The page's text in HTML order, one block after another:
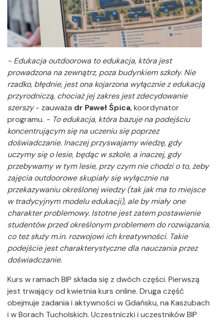
- Edukacja outdoorowa to edukacja, która jest
prowadzona na zewnątrz, poza budynkiem szkoły. Nie
rzadko, błędnie, jest ona kojarzona wyłącznie z edukacją
przyrodniczą, chociaż jej zakres jest zdecydowanie
szerszy- zauważa dr Paweł Śpica, koordynator
programu. - To edukacja, która bazuje na podejściu
koncentrującym się na uczeniu się poprzez
doświadczanie. Inaczej przyswajamy wiedzę, gdy
uczymy się o lesie, będąc w szkole, a inaczej, gdy
przebywamy w tym lesie, przy czym nie chodzi o to, żeby
zajęcia outdoorowe skupiały się wyłącznie na
przekazywaniu określonej wiedzy (tak jak ma to miejsce
w tradycyjnym modelu edukacji), ale by miały one
charakter problemowy. Istotne jest zatem postawienie
studentów przed określonym problemem do rozwiązania,
co też służy m.in. rozwojowi ich kreatywności. Takie
podejście jest charakterystyczne dla nauczania przez
doświadczanie.
Kurs w ramach BIP składa się z dwóch części. Pierwszą
jest trwający od kwietnia kurs online. Druga część
obejmuje zadania i aktywności w Gdańsku, na Kaszubach
i w Borach Tucholskich. Uczestniczki i uczestników BIP